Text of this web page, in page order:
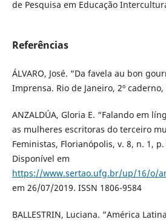
de Pesquisa em Educação
Referências
ÁLVARO, José. “Da favela au bon
Imprensa. Rio de Janeiro, 2º
ANZALDÚA, Gloria E. “Falando em
as mulheres escritoras do terceiro
Feministas, Florianópolis, v. 8, n. 1, p.
Disponível em
https://www.sertao.ufg.br/up/16/o/
em 26/07/2019. ISSN 1806-9584
BALLESTRIN, Luciana. “América